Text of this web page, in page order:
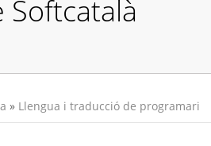
Softcatalà
» Llengua i traducció de programari